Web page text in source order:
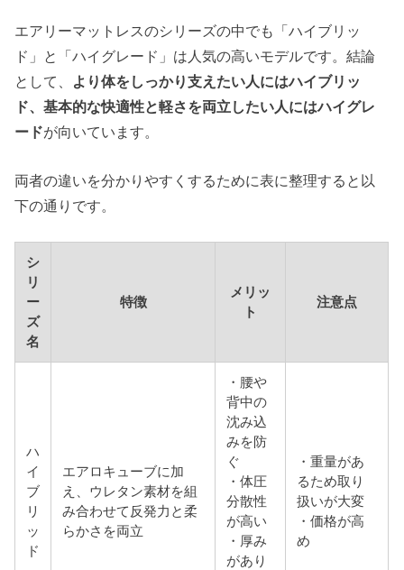
エアリーマットレスのシリーズの中でも「ハイブリッ
ド」と「ハイグレード」は人気の高いモデルです。結論
として、
より体をしっかり支えたい人にはハイブリッ
ド、基本的な快適性と軽さを両立したい人にはハイグレ
ードが向いています。
両者の違いを分かりやすくするために表に整理すると以
下の通りです。
シ
リ
ー
ズ
名
特徴
メリッ
ト
注意点
ハ
イ
ブ
リ
ッ
ド
エアロキューブに加
え、ウレタン素材を組
み合わせて反発力と柔
らかさを両立
・腰や
背中の
沈み込
みを防
ぐ
・体圧
分散性
が高い
・厚み
があり
・重量があ
るため取り
扱いが大変
・価格が高
め